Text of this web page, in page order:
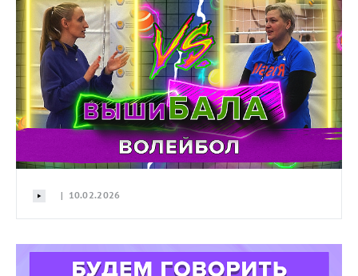
| 10.02.2026